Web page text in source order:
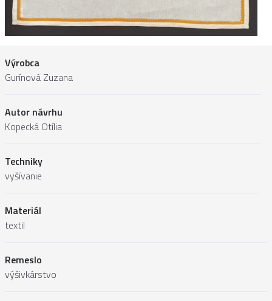
Výrobca
Gurínová Zuzana
Autor návrhu
Kopecká Otília
Techniky
vyšívanie
Materiál
textil
Remeslo
výšivkárstvo